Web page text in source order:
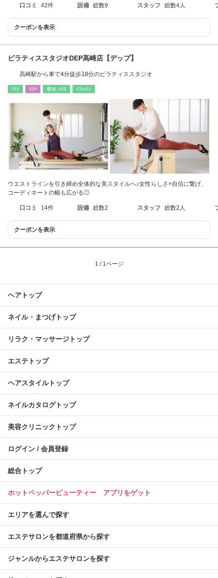
口コミ 42件 設備 総数9 スタッフ 総数4人
クーポンを表示
ピラティススタジオDEP高崎店【デップ】
高崎駅から車で4分徒歩10分のピラティススタジオ
ﾘﾗｸ ｴｽﾃ 整体･ｶｲﾛ ﾘﾌﾚｯｼｭ
ウエストラインを引き締め全体的な美スタイルへ♪女性らしさ×自信に繋げ、
コーディネートの幅も広がる◎
口コミ 14件 設備 総数2 スタッフ 総数2人
クーポンを表示
1 / 1ページ
ヘアトップ
ネイル・まつげトップ
リラク・マッサージトップ
エステトップ
ヘアスタイルトップ
ネイルカタログトップ
美容クリニックトップ
ログイン / 会員登録
総合トップ
ホットペッパービューティー アプリをゲット
エリアを選んで探す
エステサロンを都道府県から探す
ジャンルからエステサロンを探す